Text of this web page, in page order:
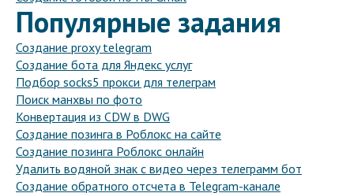
Популярные задания
Создание proxy telegram
Создание бота для Яндекс услуг
Подбор socks5 прокси для телеграм
Поиск манхвы по фото
Конвертация из CDW в DWG
Создание позинга в Роблокс на сайте
Создание позинга Роблокс онлайн
Удалить водяной знак с видео через телеграмм бот
Создание обратного отсчета в Telegram-канале